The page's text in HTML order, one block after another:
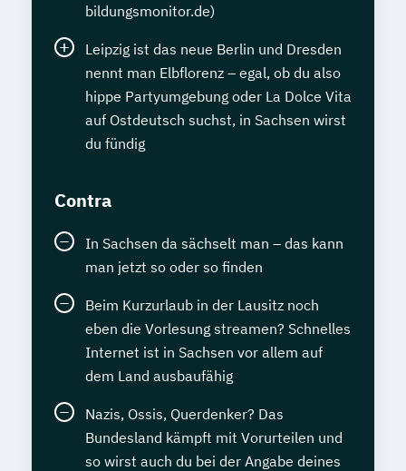
bildungsmonitor.de)
Leipzig ist das neue Berlin und Dresden
nennt man Elbflorenz – egal, ob du also
hippe Partyumgebung oder La Dolce Vita
auf Ostdeutsch suchst, in Sachsen wirst
du fündig
Contra
In Sachsen da sächselt man – das kann
man jetzt so oder so finden
Beim Kurzurlaub in der Lausitz noch
eben die Vorlesung streamen? Schnelles
Internet ist in Sachsen vor allem auf
dem Land ausbaufähig
Nazis, Ossis, Querdenker? Das
Bundesland kämpft mit Vorurteilen und
so wirst auch du bei der Angabe deines